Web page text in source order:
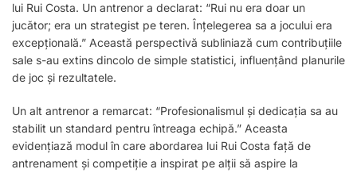
lui Rui Costa. Un antrenor a declarat: “Rui nu era doar un
jucător; era un strategist pe teren. Înțelegerea sa a jocului era
excepțională.” Această perspectivă subliniază cum contribuțiile
sale s-au extins dincolo de simple statistici, influențând planurile
de joc și rezultatele.
Un alt antrenor a remarcat: “Profesionalismul și dedicația sa au
stabilit un standard pentru întreaga echipă.” Aceasta
evidențiază modul în care abordarea lui Rui Costa față de
antrenament și competiție a inspirat pe alții să aspire la